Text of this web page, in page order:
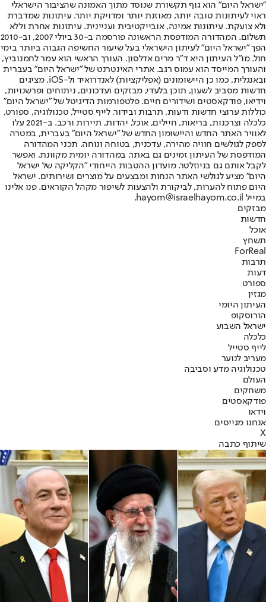
"ישראל היום" הוא גוף תקשורת שנוסד מתוך האמונה שהציבור הישראלי
ראוי לעיתונות טובה יותר, מאוזנת יותר ומדויקת יותר. עיתונות שמדברת
ולא צועקת. עיתונות אמינה, אובייקטיבית ועניינית. עיתונות אחרת וללא
תשלום. המהדורה המודפסת הראשונה פורסמה ב-30 ביולי 2007, וב-2010
הפך "ישראל היום" לעיתון הישראלי בעל שיעור החשיפה הגבוה ביותר בימי
חול. מו"ל העיתון היא ד"ר מרים אדלסון. העורך הראשי הוא עמר לחמנוביץ,
והעורך המייסד הוא עמוס רגב. אתרי האינטרנט של "ישראל היום" בעברית
ובאנגלית, כמו כן היישומונים (אפליקציות) לאנדרואיד ול-iOS, מציגים
חדשות מסביב לשעון, תוכן בלעדי, מבזקים ועדכונים, ניתוחים ופרשנויות,
וידיאו, פודקאסטים ושידורים חיים. פלטפורמות הדיגיטל של "ישראל היום"
כוללות ערוצי חדשות ודעות, תרבות ובידור, לייף סטייל, טכנולוגיה, ספורט,
כלכלה וצרכנות, בריאות, חיילים, אוכל, יהדות, תיירות ורכב. ב-2021 עלו
לאוויר האתר החדש והיישומון החדש של "ישראל היום" בעברית, במטרה
לספק לגולשים חוויה מהירה, עדכנית, בטוחה ונוחה. תכני המהדורה
המודפסת של העיתון זמינים גם באתר, במהדורה יומית מקוונת, ואפשר
לקבל אותם גם בניוזלטר. מועדון ההטבות הייחודי "הקליקה של ישראל
היום" מציע לגולשי האתר הנחות ומבצעים על מוצרים ושירותים. ישראל
היום פתוח להערות, לביקורת ולהצעות לשיפור מקהל הקוראים. פנו אלינו
במייל hayom@israelhayom.co.il.
מבזקים
חדשות
אוכל
תשחץ
ForReal
תרבות
דעות
ספורט
מגזין
העיתון היומי
הורוסקופ
ישראל השבוע
כלכלה
לייף סטייל
מעריב לנוער
טכנולוגיה מדע וסביבה
העולם
משחקים
פודקאסטים
וידאו
אנחנו מגייסים
X
שיתוף כתבה